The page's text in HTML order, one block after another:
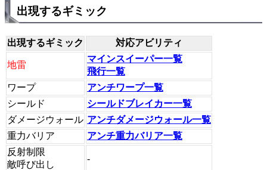
出現するギミック
出現するギミック 対応アビリティ
地雷
マインスイーパー一覧
飛行一覧
ワープ
アンチワープ一覧
シールド
シールドブレイカー一覧
ダメージウォール アンチダメージウォール一覧
重力バリア
アンチ重力バリア一覧
反射制限
敵呼び出し
-